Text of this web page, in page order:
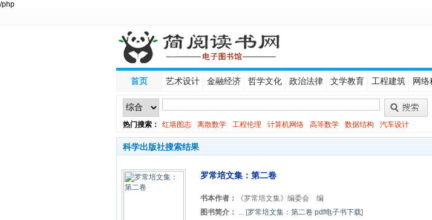
/php
首页 艺术设计 金融经济 哲学文化 政治法律 文学教育 工程建筑 网络
热门搜索： 红墙图志 离散数学 工程伦理 计算机网络 高等数学 数据结构
汽车设计
线性代数
科学出版社搜索结果
罗常培文集：第二卷
书本作者：
《罗常培文集》编委会 编
图书简介：
[罗常培文集：第二卷 pdf电子书下载]